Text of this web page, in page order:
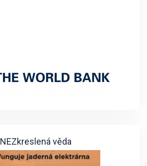
NEZkreslená věda